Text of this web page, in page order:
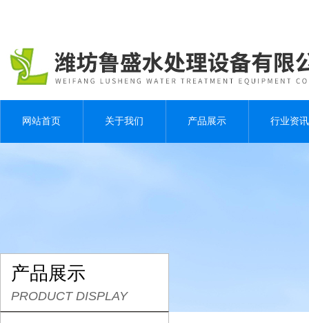
网站首页 关于我们 产品展示 行业资讯
产品展示
PRODUCT DISPLAY